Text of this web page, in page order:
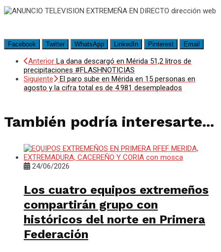
Facebook Twitter WhatsApp LinkedIn Pinterest Email
Anterior La dana descargó en Mérida 51,2 litros de
precipitaciones #FLASHNOTICIAS
Siguiente
El paro sube en Mérida en 15 personas en
agosto y la cifra total es de 4.981 desempleados
También podría interesarte...
24/06/2026
Los cuatro equipos extremeños
compartirán grupo con
históricos del norte en Primera
Federación